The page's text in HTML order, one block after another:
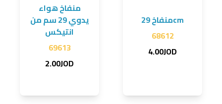
منفاخ هواء
يدوي 29 سم من
انتيكس
69613
2.00JOD
منفاخ 29cm
68612
4.00JOD